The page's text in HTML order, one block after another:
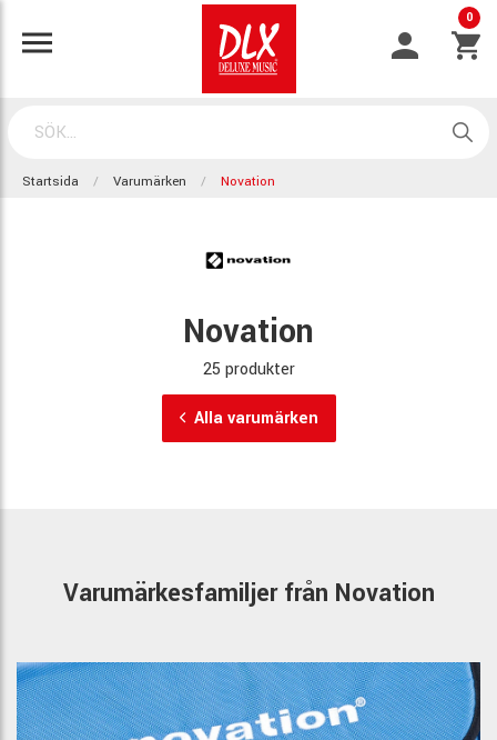
0
Startsida Varumärken Novation
Novation
25 produkter
Alla varumärken
Varumärkesfamiljer från Novation